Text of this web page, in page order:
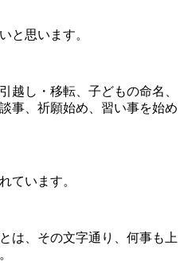
と思います。
越し・移転、子どもの命名、
事、祈願始め、習い事を始め
ています。
は、その文字通り、何事も上